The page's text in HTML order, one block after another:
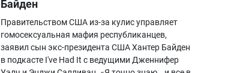
Байден
Правительством США из-за кулис управляет
гомосексуальная мафия республиканцев,
заявил сын экс-президента США Хантер Байден
в подкасте I've Had It с ведущими Дженнифер